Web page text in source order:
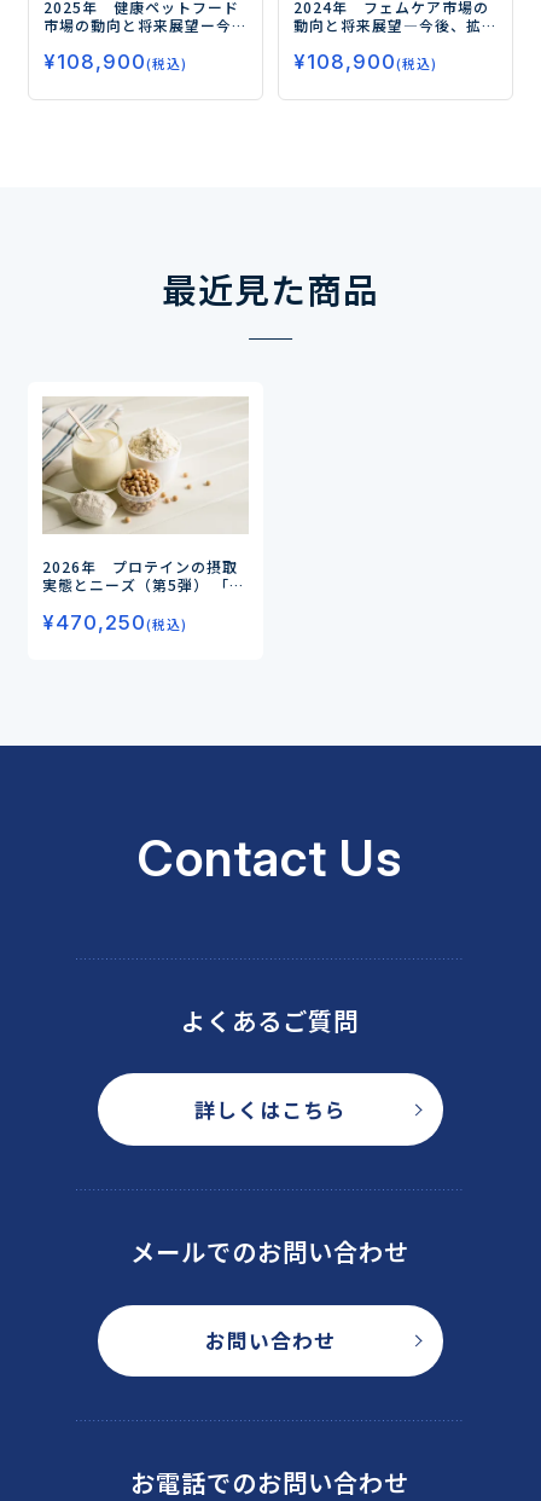
2025年 健康ペットフード
市場の動向と将来展望ー今
別商品とは？ー
¥108,900(税込)
2024年 フェムケア市場の
動向と将来展望―今後、拡
活・更年期関連の市場動向
を調査―
¥108,900(税込)
最近見た商品
2026年 プロテインの摂取
実態とニーズ（第5弾）
「筋
「目的別に選ぶ健康ソリュー
ション」へ
ー広がる期待価
¥470,250(税込)
Contact Us
よくあるご質問
詳しくはこちら
メールでのお問い合わせ
お問い合わせ
お電話でのお問い合わせ